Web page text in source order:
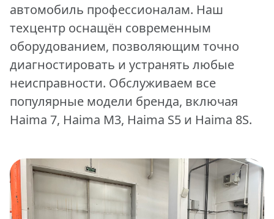
автомобиль профессионалам. Наш
техцентр оснащён современным
оборудованием, позволяющим точно
диагностировать и устранять любые
неисправности. Обслуживаем все
популярные модели бренда, включая
Haima 7, Haima M3, Haima S5 и Haima 8S.